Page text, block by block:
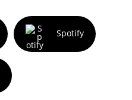
Spotify